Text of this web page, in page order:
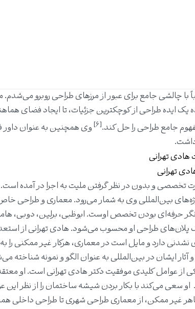
چالشی جامع برای عبور از مرزهای طراحی روبرو
ایده طراحی از کوچکترین جزئیات، تا ایجاد فضای
جامع طراحی را حل کند.[۶]
وی همچنین به عنوان داور
تهرانی
تخصصی و بدون در نظر گرفتن ملیت به اجرا در آمده است.
بین‌المللی وی به شمار می‌رود. معماری و طراحی
حرفه‌ای بودن تخصص اوست. ابوظبی، برلین، دوبی،
پلان‌های طراحی او محسوب می‌شود. هادی تهرانی از
دارد و مایل است در معماری، هرکار غیر ممکنی را
آثار ایشان در بین‌المللی به عنوان الگو و نمونه شناخته
از عوامل کلیدی موفقیت دکتر هادی تهرانی است. او
سعی می‌کند با بکار بردن شیشه ساختمان را از نظر این
غیر ممکن، از معماری طراحی شهری تا طراحی داخلی